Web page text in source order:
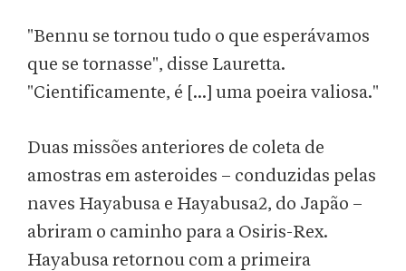
"Bennu se tornou tudo o que esperávamos
que se tornasse", disse Lauretta.
"Cientificamente, é [...] uma poeira valiosa."
Duas missões anteriores de coleta de
amostras em asteroides – conduzidas pelas
naves Hayabusa e Hayabusa2, do Japão –
abriram o caminho para a Osiris-Rex.
Hayabusa retornou com a primeira